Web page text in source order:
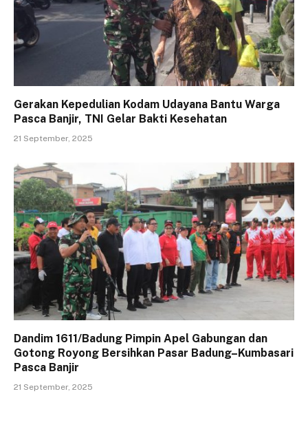
Gerakan Kepedulian Kodam Udayana Bantu Warga
Pasca Banjir, TNI Gelar Bakti Kesehatan
21 September, 2025
Dandim 1611/Badung Pimpin Apel Gabungan dan
Gotong Royong Bersihkan Pasar Badung–Kumbasari
Pasca Banjir
21 September, 2025